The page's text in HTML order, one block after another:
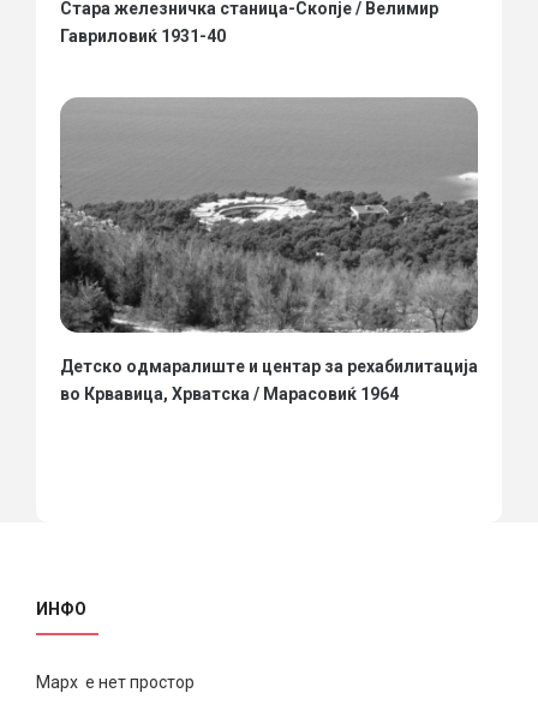
Стара железничка станица-Скопје / Велимир
Гавриловиќ 1931-40
Детско одмаралиште и центар за рехабилитација
во Крвавица, Хрватска / Марасовиќ 1964
ИНФО
Марх е нет простор